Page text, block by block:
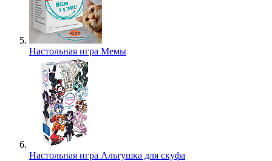
Настольная игра Мемы
Настольная игра Альтушка для скуфа